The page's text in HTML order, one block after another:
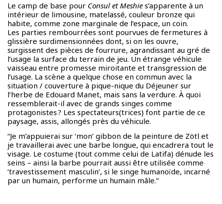
Le camp de base pour Consul et Meshie s’apparente à un
intérieur de limousine, matelassé, couleur bronze qui
habite, comme zone marginale de l’espace, un coin.
Les parties rembourrées sont pourvues de fermetures à
glissière surdimensionnées dont, si on les ouvre,
surgissent des pièces de fourrure, agrandissant au gré de
l’usage la surface du terrain de jeu. Un étrange véhicule
vaisseau entre promesse miroitante et transgression de
l’usage. La scène a quelque chose en commun avec la
situation / couverture à pique-nique du Déjeuner sur
l’herbe de Edouard Manet, mais sans la verdure. À quoi
ressemblerait-il avec de grands singes comme
protagonistes ? Les spectateurs(trices) font partie de ce
paysage, assis, allongés près du véhicule.
“Je m’appuierai sur ‘mon’ gibbon de la peinture de Zötl et
je travaillerai avec une barbe longue, qui encadrera tout le
visage. Le costume (tout comme celui de Latifa) dénude les
seins – ainsi la barbe pourrait aussi être utilisée comme
‘travestissement masculin’, si le singe humanoïde, incarné
par un humain, performe un humain mâle.”